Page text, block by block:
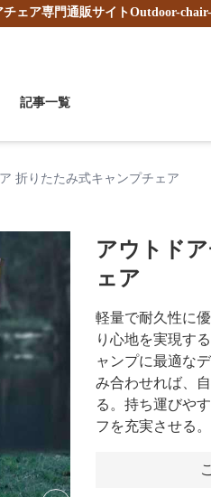
チェア専門通販サイトOutdoor-
記事一覧
折りたたみ式キャンプチェア
アウトド
ェア
軽量で耐久性に
り心地を実現す
ャンプに最適な
み合わせれば、
る。持ち運びや
フを充実させる。